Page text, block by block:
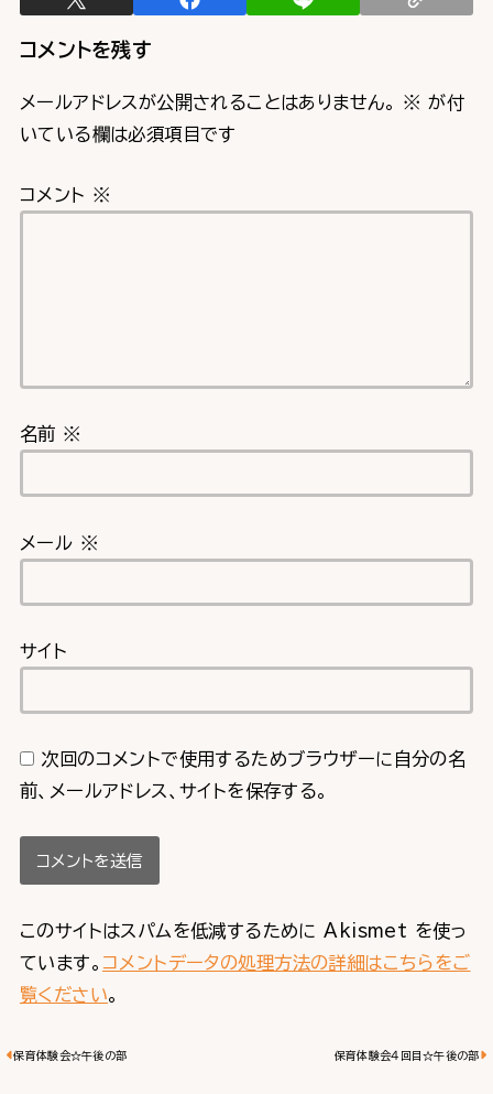
コメントを残す
メールアドレスが公開されることはありません。 ※ が付
いている欄は必須項目です
コメント ※
名前 ※
メール ※
サイト
次回のコメントで使用するためブラウザーに自分の名
前、メールアドレス、サイトを保存する。
このサイトはスパムを低減するために Akismet を使っ
ています。 コメントデータの処理方法の詳細はこちらをご
覧ください。
保育体験会☆午後の部 保育体験会４回目☆午後の部